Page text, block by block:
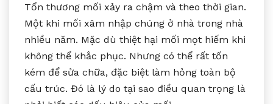
Tổn thương mối xảy ra chậm và theo thời gian.
Một khi mối xâm nhập chúng ở nhà trong nhà
nhiều năm. Mặc dù thiệt hại mối mọt hiếm khi
không thể khắc phục. Nhưng có thể rất tốn
kém để sửa chữa, đặc biệt làm hỏng toàn bộ
cấu trúc. Đó là lý do tại sao điều quan trọng là